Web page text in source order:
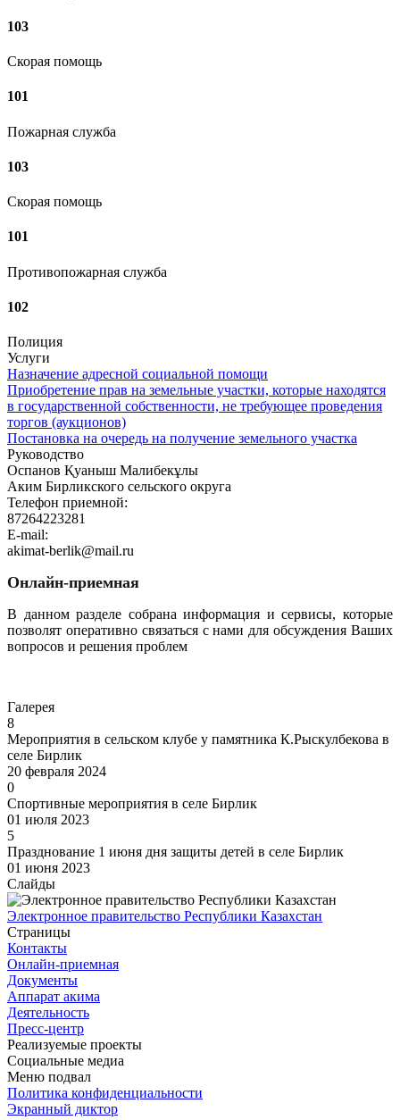
103
Скорая помощь
101
Пожарная служба
103
Скорая помощь
101
Противопожарная служба
102
Полиция
Услуги
Назначение адресной социальной помощи
Приобретение прав на земельные участки, которые находятся
в государственной собственности, не требующее проведения
торгов (аукционов)
Постановка на очередь на получение земельного участка
Руководство
Оспанов Қуаныш Малибекұлы
Аким Бирликского сельского округа
Телефон приемной:
87264223281
E-mail:
akimat-berlik@mail.ru
Онлайн-приемная
В данном разделе собрана информация и сервисы, которые
позволят оперативно связаться с нами для обсуждения Ваших
вопросов и решения проблем
Галерея
8
Мероприятия в сельском клубе у памятника К.Рыскулбекова в
селе Бирлик
20 февраля 2024
0
Спортивные мероприятия в селе Бирлик
01 июля 2023
5
Празднование 1 июня дня защиты детей в селе Бирлик
01 июня 2023
Слайды
Электронное правительство Республики Казахстан
Страницы
Контакты
Онлайн-приемная
Документы
Аппарат акима
Деятельность
Пресс-центр
Реализуемые проекты
Социальные медиа
Меню подвал
Политика конфиденциальности
Экранный диктор